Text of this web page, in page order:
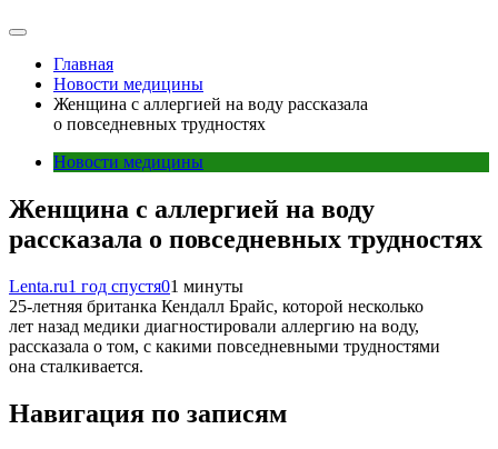
Главная
Новости медицины
Женщина с аллергией на воду рассказала
о повседневных трудностях
Новости медицины
Женщина с аллергией на воду
рассказала о повседневных трудностях
Lenta.ru1 год спустя01 минуты
25-летняя британка Кендалл Брайс, которой несколько
лет назад медики диагностировали аллергию на воду,
рассказала о том, с какими повседневными трудностями
она сталкивается.
Навигация по записям